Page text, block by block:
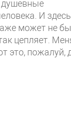
душевные
И здесь
может не
цепляет.
это, пожалуй,